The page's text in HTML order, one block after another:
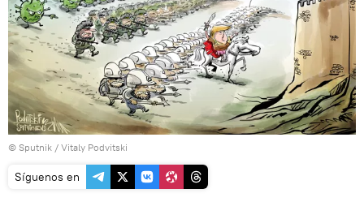
© Sputnik / Vitaly Podvitski
Síguenos en